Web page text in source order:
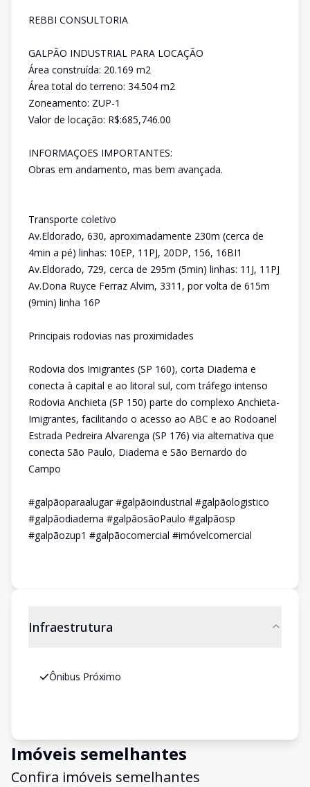
REBBI CONSULTORIA
GALPÃO INDUSTRIAL PARA LOCAÇÃO
Área construída: 20.169 m2
Área total do terreno: 34.504 m2
Zoneamento: ZUP-1
Valor de locação: R$:685,746.00
INFORMAÇOES IMPORTANTES:
Obras em andamento, mas bem avançada.
Transporte coletivo
Av.Eldorado, 630, aproximadamente 230m (cerca de
4min a pé) linhas: 10EP, 11PJ, 20DP, 156, 16BI1
Av.Eldorado, 729, cerca de 295m (5min) linhas: 11J, 11PJ
Av.Dona Ruyce Ferraz Alvim, 3311, por volta de 615m
(9min) linha 16P
Principais rodovias nas proximidades
Rodovia dos Imigrantes (SP 160), corta Diadema e
conecta à capital e ao litoral sul, com tráfego intenso
Rodovia Anchieta (SP 150) parte do complexo Anchieta-
Imigrantes, facilitando o acesso ao ABC e ao Rodoanel
Estrada Pedreira Alvarenga (SP 176) via alternativa que
conecta São Paulo, Diadema e São Bernardo do
Campo
#galpãoparaalugar #galpãoindustrial #galpãologistico
#galpãodiadema #galpãosãoPaulo #galpãosp
#galpãozup1 #galpãocomercial #imóvelcomercial
Infraestrutura
Ônibus Próximo
Imóveis semelhantes
Confira imóveis semelhantes